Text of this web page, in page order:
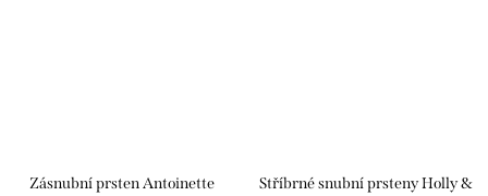
Zásnubní prsten Antoinette
Stříbrné snubní prsteny Holly &